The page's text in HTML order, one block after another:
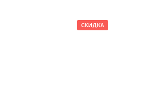
СКИДКА